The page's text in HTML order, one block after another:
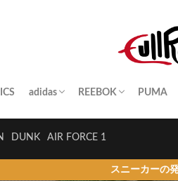
adidas REEBOK PUMA
DUNK AIR FORCE 1
スニーカーの発売日/リーク情